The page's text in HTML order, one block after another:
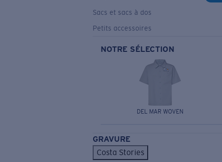
Sacs et sacs à dos
Petits accessoires
NOTRE SÉLECTION
DEL MAR WOVEN
GRAVURE
Costa Stories